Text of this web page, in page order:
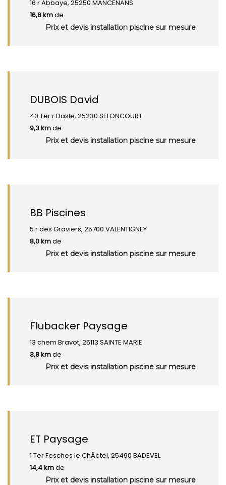
16 r Abbaye, 25250 MANCENANS
16,6 kmde
Prix et devis installation piscine sur mesure
DUBOIS David
40 Ter r Dasle, 25230 SELONCOURT
9,3 kmde
Prix et devis installation piscine sur mesure
BB Piscines
5 r des Graviers, 25700 VALENTIGNEY
8,0 kmde
Prix et devis installation piscine sur mesure
Flubacker Paysage
13 chem Bravot, 25113 SAINTE MARIE
3,8 kmde
Prix et devis installation piscine sur mesure
ET Paysage
1 Ter Fesches le ChÃ¢tel, 25490 BADEVEL
14,4 kmde
Prix et devis installation piscine sur mesure